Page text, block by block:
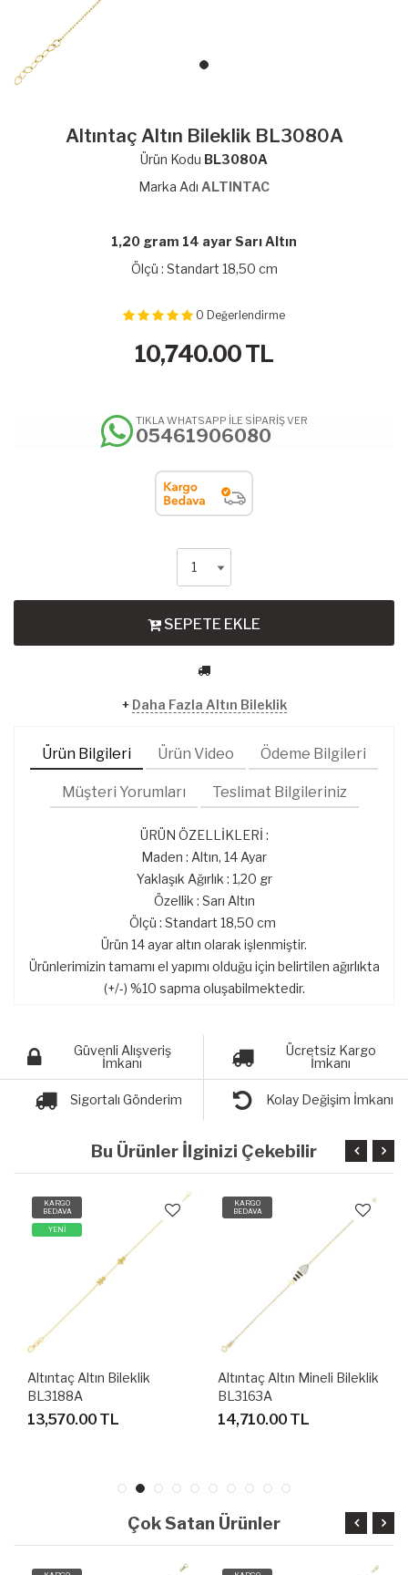
Altıntaç Altın Bileklik BL3080A
Ürün Kodu BL3080A
Marka Adı ALTINTAC
1,20 gram 14 ayar Sarı Altın
Ölçü : Standart 18,50 cm
0 Değerlendirme
10,740.00TL
TIKLA WHATSAPP İLE SİPARİŞ VER
05461906080
SEPETE EKLE
+ Daha Fazla Altın Bileklik
Ürün Bilgileri Ürün Video Ödeme Bilgileri
Müşteri Yorumları Teslimat Bilgileriniz
ÜRÜN ÖZELLİKLERİ :
Maden : Altın, 14 Ayar
Yaklaşık Ağırlık : 1,20 gr
Özellik : Sarı Altın
Ölçü : Standart 18,50 cm
Ürün 14 ayar altın olarak işlenmiştir.
Ürünlerimizin tamamı el yapımı olduğu için belirtilen ağırlıkta
(+/-) %10 sapma oluşabilmektedir.
Güvenli Alışveriş
İmkanı
Ücretsiz Kargo
İmkanı
Sigortalı Gönderim Kolay Değişim İmkanı
Bu Ürünler İlginizi Çekebilir
KARGO
BEDAVA
Altıntaç Altın Mineli Bileklik
BL3163A
14,710.00 TL
KARGO
BEDAVA
Altıntaç Altın Bileklik
BL3158A
14,710.00 TL
Çok Satan Ürünler